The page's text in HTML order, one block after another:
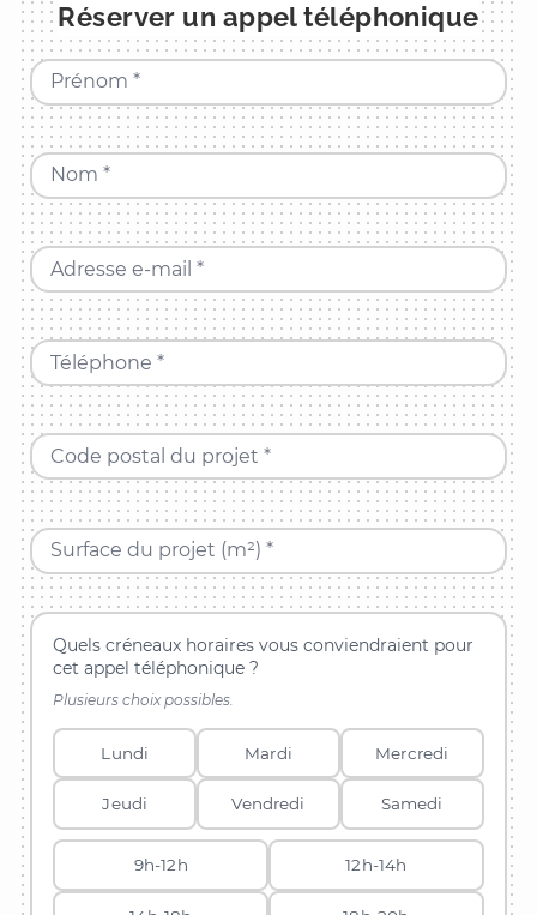
Réserver un appel téléphonique
Prénom *
Nom *
Adresse e-mail *
Téléphone *
Code postal du projet *
Surface du projet (m²) *
Quels créneaux horaires vous conviendraient pour
cet appel téléphonique ?
Plusieurs choix possibles.
Lundi Mardi Mercredi
Jeudi Vendredi Samedi
9h-12h 12h-14h